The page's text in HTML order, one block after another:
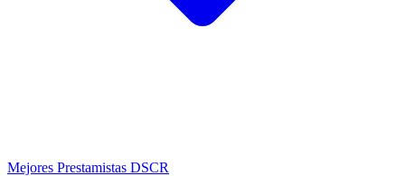
Mejores Prestamistas DSCR